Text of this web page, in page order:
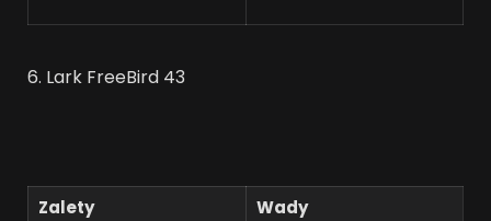
6. Lark FreeBird 43
Zalety Wady